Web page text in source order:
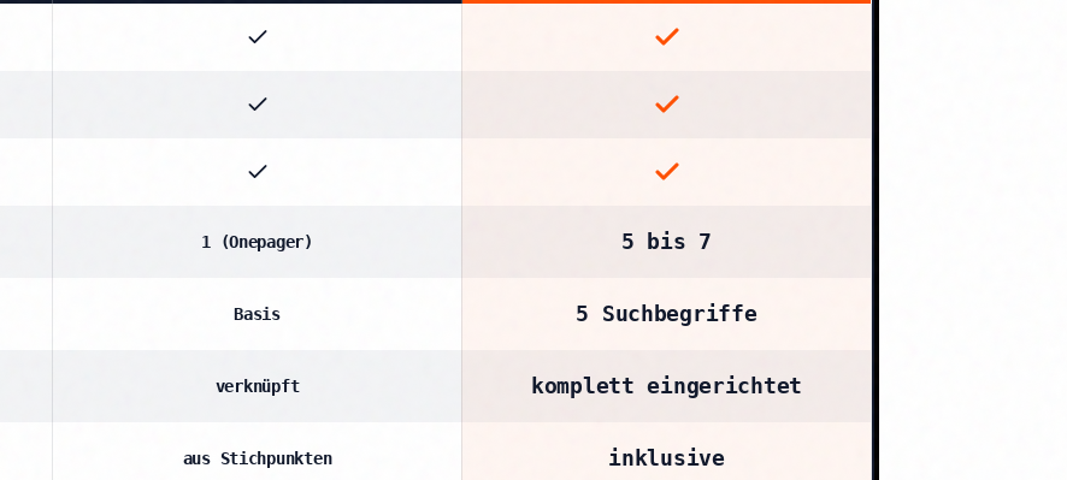
1 (Onepager) 5 bis 7
Basis 5 Suchbegriffe
verknüpft komplett eingerichtet
aus Stichpunkten inklusive